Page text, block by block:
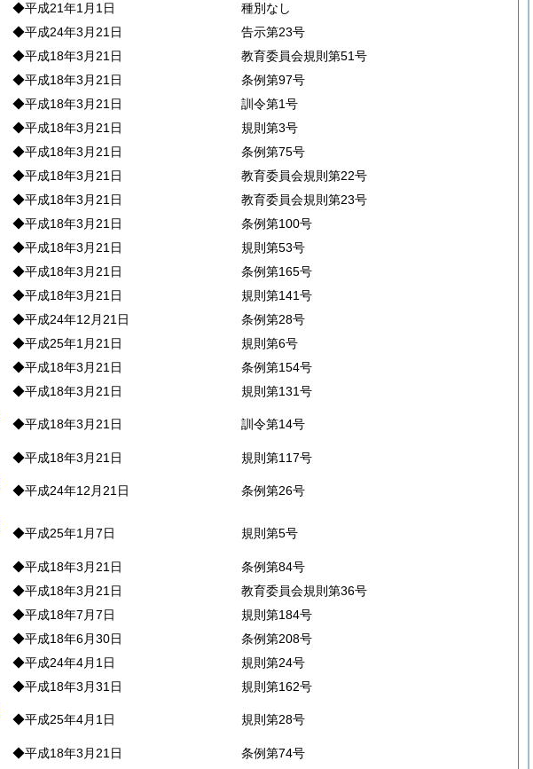
◆平成21年1月1日
種別なし
◆平成24年3月21日
告示第23号
◆平成18年3月21日
教育委員会規則第51号
◆平成18年3月21日
条例第97号
◆平成18年3月21日
訓令第1号
◆平成18年3月21日
規則第3号
◆平成18年3月21日
条例第75号
◆平成18年3月21日
教育委員会規則第22号
◆平成18年3月21日
教育委員会規則第23号
◆平成18年3月21日
条例第100号
◆平成18年3月21日
規則第53号
◆平成18年3月21日
条例第165号
◆平成18年3月21日
規則第141号
◆平成24年12月21日
条例第28号
◆平成25年1月21日
規則第6号
◆平成18年3月21日
条例第154号
◆平成18年3月21日
規則第131号
◆平成18年3月21日 訓令第14号
◆平成18年3月21日
規則第117号
◆平成24年12月21日 条例第26号
◆平成25年1月7日 規則第5号
◆平成18年3月21日
条例第84号
◆平成18年3月21日
教育委員会規則第36号
◆平成18年7月7日
規則第184号
◆平成18年6月30日
条例第208号
◆平成24年4月1日
規則第24号
◆平成18年3月31日
規則第162号
◆平成25年4月1日 規則第28号
◆平成18年3月21日
条例第74号